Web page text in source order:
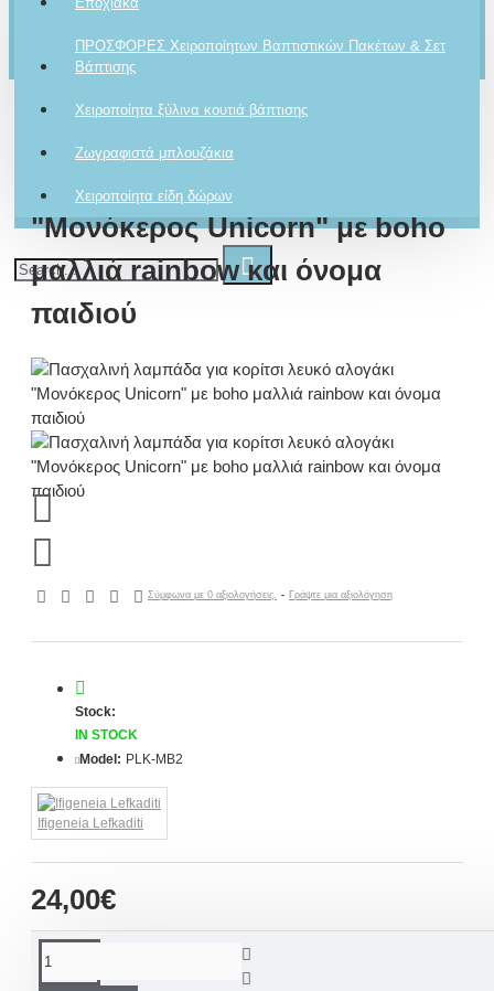
ΠΡΟΣΦΟΡΕΣ Χειροποίητων Βαπτιστικών Πακέτων & Σετ
Βάπτισης
Χειροποίητα ξύλινα κουτιά βάπτισης
Ζωγραφιστά μπλουζάκια
Χειροποίητα είδη δώρων
Το καλάθι αγορών είναι άδειο!
Για το προϊόν
Πασχαλινή λαμπάδα για
κορίτσι λευκό αλογάκι
"Μονόκερος Unicorn" με boho
μαλλιά rainbow και όνομα
παιδιού
Σύμφωνα με 0 αξιολογήσεις. - Γράψτε μια αξιολόγηση
24,00€
Stock:
IN STOCK
Model: PLK-MB2
Ifigeneia Lefkaditi